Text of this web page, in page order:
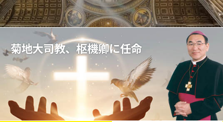
菊地大司教、枢機卿に任命